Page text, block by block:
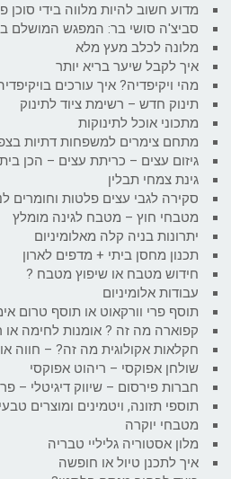
מדוע חשוב להיות מלווה בידי סוכן
סביצ'ה סושי בר: המפגש המושלם
מלונה לכלב מעץ מלא
איך לקבל שיער בריא יותר
מהי ויקיפדיה? איך עורכים
תינוק חדש – רשימת ציוד לתינוק
מתכוני אוכל לתינוקות
מתחם צימרים למשפחות דתיות
גיזום עצים – כריתת עצים – הכן
גינת צמחי תבלין
סקירה לגבי עצים פלטות וחומרים
מטבחי חוץ – מטבח לגינה מומלץ
יתרונות בניה קלה מאלומיניום
תכנון מחסן ביתי + מדפים לארון
חידוש מטבח או שיפוץ מטבח ?
עבודות אלומיניום
תוסף פרי וורקאוט או תוסף טרום
קפוארה מה זה ? אומנות לחימה או
חקלאות אקולוגית מה זה? – חווה
שולחן אפוקסי – ריהוט אפוקסי
חברות פירסום – שיווק דיגיטלי –
תוספי תזונה, ויטמינים ומוצרים
מטבחי יוקרה
מלון אסטוריה גליליי טבריה
איך לתכנן טיול או חופשה